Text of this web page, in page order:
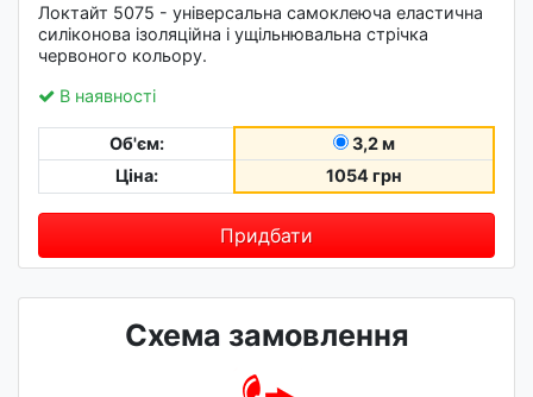
Локтайт 5075 - універсальна самоклеюча еластична
силіконова ізоляційна і ущільнювальна стрічка
червоного кольору.
В наявності
Об'єм:
3,2 м
Ціна:
1054 грн
Придбати
Схема замовлення